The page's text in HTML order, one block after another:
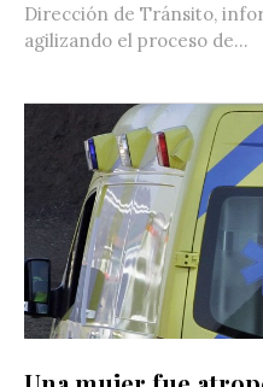
Dirección de Tránsito,
agilizando el proceso de...